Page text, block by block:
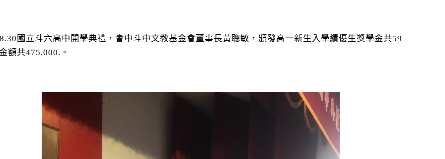
國立斗六高中開學典禮，會中斗中文教基金會董事長黃聰敏，頒發高一新生入學績優生獎學金共59
額共475,000. 。